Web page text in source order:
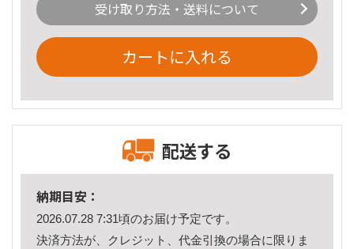
受け取り方法・送料について
カートに入れる
配送する
納期目安：
2026.07.28 7:31頃のお届け予定です。
決済方法が、クレジット、代金引換の場合に限りま